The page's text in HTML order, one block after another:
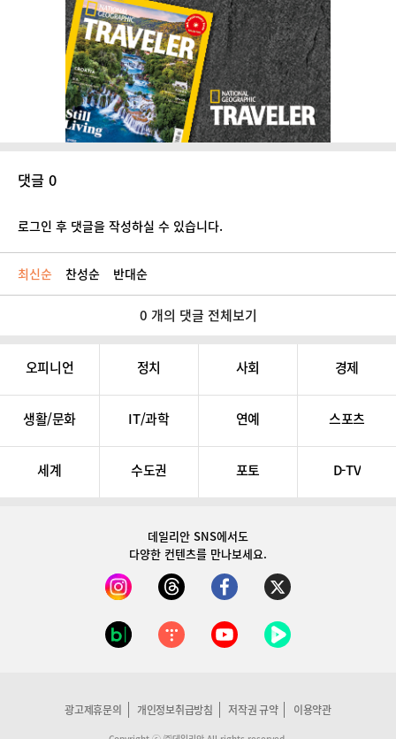
댓글 0
로그인 후 댓글을 작성하실 수 있습니다.
최신순 찬성순 반대순
0 개의 댓글 전체보기
오피니언 정치 사회 경제
생활/문화 IT/과학 연예 스포츠
세계 수도권 포토 D-TV
데일리안 SNS에서도
다양한 컨텐츠를 만나보세요.
광고제휴문의 개인정보취급방침 저작권 규약 이용약관